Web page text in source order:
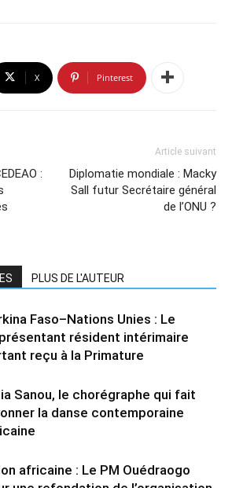
X Pinterest
:
Article suivant
Diplomatie mondiale : Macky
Sall futur Secrétaire général
de l’ONU ?
PLUS DE L'AUTEUR
Faso–Nations Unies : Le
résident intérimaire
reçu à la Primature
Sanou, le chorégraphe qui fait
la danse contemporaine
africaine : Le PM Ouédraogo